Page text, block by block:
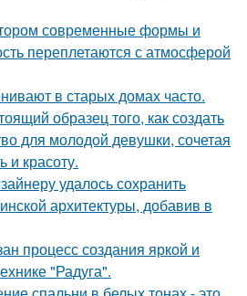
современные формы и
переплетаются с атмосферой
в старых домах часто.
образец того, как создать
для молодой девушки, сочетая
и красоту.
удалось сохранить
архитектуры, добавив в
процесс создания яркой и
"Радуга".